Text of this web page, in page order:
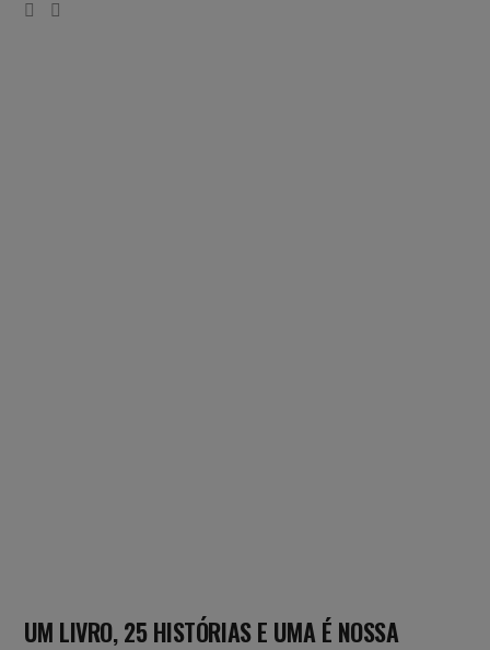
UM LIVRO, 25 HISTÓRIAS E UMA É NOSSA